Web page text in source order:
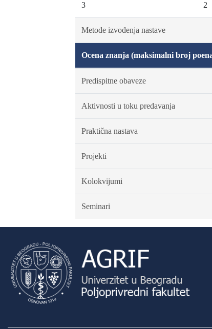
3 2
Metode izvođenja nastave
Ocena znanja (maksimalni broj
Predispitne obaveze
Aktivnosti u toku predavanja
Praktična nastava
Projekti
Kolokvijumi
Seminari